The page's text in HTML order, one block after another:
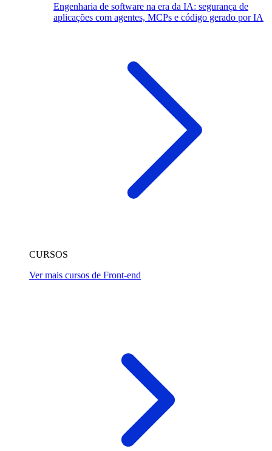
Engenharia de software na era da IA: segurança de
aplicações com agentes, MCPs e código gerado por IA
CURSOS
Ver mais cursos de Front-end